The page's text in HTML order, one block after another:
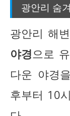
광안리 숨
광안리 해
야경으로
다운 야경
후부터 10